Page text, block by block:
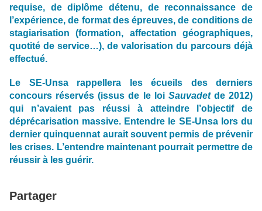
requise, de diplôme détenu, de reconnaissance de
l’expérience, de format des épreuves, de conditions de
stagiarisation (formation, affectation géographiques,
quotité de service…), de valorisation du parcours déjà
effectué.
Le SE-Unsa rappellera les écueils des derniers
concours réservés (issus de le loi Sauvadetde 2012)
qui n’avaient pas réussi à atteindre l’objectif de
déprécarisation massive. Entendre le SE-Unsa lors du
dernier quinquennat aurait souvent permis de prévenir
les crises. L’entendre maintenant pourrait permettre de
réussir à les guérir.
Partager